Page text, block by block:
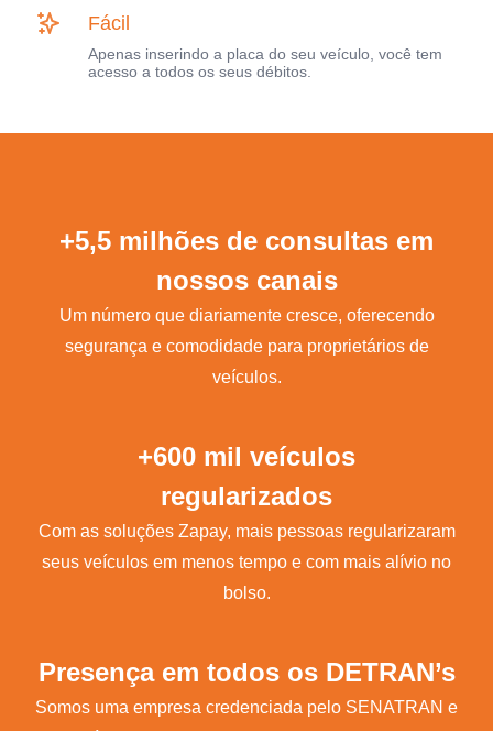
Fácil
Apenas inserindo a placa do seu veículo, você tem
acesso a todos os seus débitos.
+5,5 milhões de consultas em
nossos canais
Um número que diariamente cresce, oferecendo
segurança e comodidade para proprietários de
veículos.
+600 mil veículos
regularizados
Com as soluções Zapay, mais pessoas regularizaram
seus veículos em menos tempo e com mais alívio no
bolso.
Presença em todos os DETRAN’s
Somos uma empresa credenciada pelo SENATRAN e